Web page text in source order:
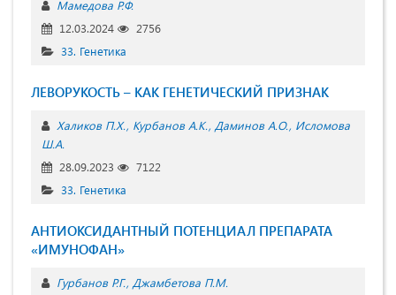
Мамедова Р.Ф.
12.03.2024
2756
33. Генетика
ЛЕВОРУКОСТЬ – КАК ГЕНЕТИЧЕСКИЙ ПРИЗНАК
Халиков П.Х. Курбанов А.К. Даминов А.О. Исломова
Ш.А.
28.09.2023
7122
33. Генетика
АНТИОКСИДАНТНЫЙ ПОТЕНЦИАЛ ПРЕПАРАТА
«ИМУНОФАН»
Гурбанов Р.Г. Джамбетова П.М.